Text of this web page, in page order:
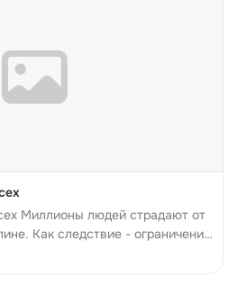
Миллионы людей страдают от
Как следствие - ограничение
качество жизни. С 30-